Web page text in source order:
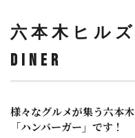
六本木ヒルズ
DINER
様々なグルメが集う六本
「ハンバーガー」です！